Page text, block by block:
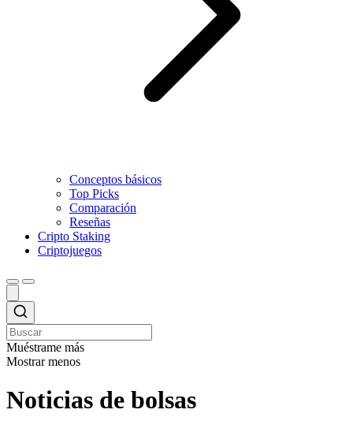
Conceptos básicos
Top Picks
Comparación
Reseñas
Cripto Staking
Criptojuegos
Muéstrame más
Mostrar menos
Noticias de bolsas